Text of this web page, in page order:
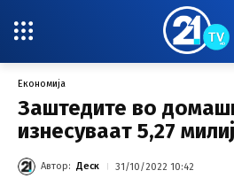
Економија
Заштедите во
изнесуваат 5,27
Автор: Деск 31/10/2022 10:42